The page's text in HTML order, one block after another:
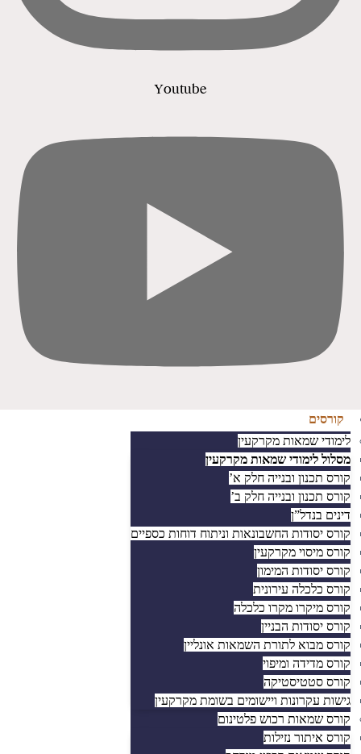
Youtube
קורסים
לימודי שמאות מקרקעין
מסלול לימודי שמאות מקרקעין
קורס תכנון ובנייה חלק א’
קורס תכנון ובנייה חלק ב’
דינים בנדל”ן
קורס יסודות החשבונאות וניתוח דוחות כספיים
קורס מיסוי מקרקעין
קורס יסודות המימון
קורס כלכלה עירונית
קורס מיקרו מקרו כלכלה
קורס יסודות הבניין
קורס מבוא לתורת השמאות אונליין
קורס מדידה ומיפוי
קורס סטטיסטיקה
גישות עקרונות ויישומים בשומת מקרקעין
קורס שמאות רכוש פלטינום
קורס איתור נזילות